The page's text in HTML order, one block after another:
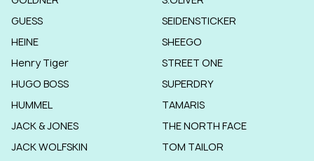
GUESS
HEINE
Henry Tiger
HUGO BOSS
HUMMEL
JACK & JONES
JACK WOLFSKIN
SEIDENSTICKER
SHEEGO
STREET ONE
SUPERDRY
TAMARIS
THE NORTH FACE
TOM TAILOR